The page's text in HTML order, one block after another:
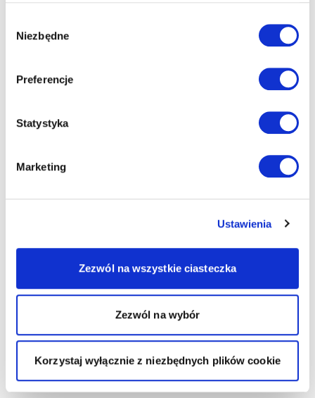
zgody
Niezbędne
Preferencje
Statystyka
Marketing
Ustawienia
Zezwól na wszystkie ciasteczka
Zezwól na wybór
Korzystaj wyłącznie z niezbędnych plików cookie